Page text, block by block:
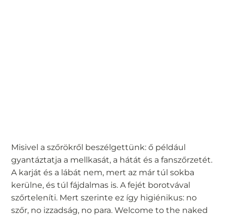
Misivel a szőrökről beszélgettünk: ő például
gyantáztatja a mellkasát, a hátát és a fanszőrzetét.
A karját és a lábát nem, mert az már túl sokba
kerülne, és túl fájdalmas is. A fejét borotvával
szőrteleníti. Mert szerinte ez így higiénikus: no
szőr, no izzadság, no para. Welcome to the naked